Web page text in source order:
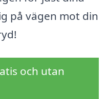
på vägen mot din
och utan